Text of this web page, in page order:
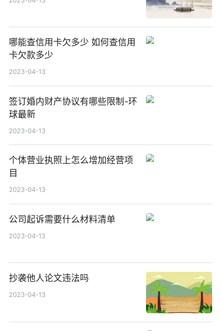
哪能查信用卡欠多少 如何查信用
卡欠款多少
2023-04-13
签订婚内财产协议有哪些限制-环
球最新
2023-04-13
个体营业执照上怎么增加经营项
目
2023-04-13
公司起诉需要什么材料清单
2023-04-13
抄袭他人论文违法吗
2023-04-13